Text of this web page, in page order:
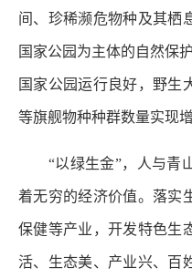
间、珍稀濒危物种及其栖
国家公园为主体的自然保
国家公园运行良好，野生
等旗舰物种种群数量实现增
“以绿生金”，人与青
着无穷的经济价值。落实
保健等产业，开发特色
活、生态美、产业兴、百